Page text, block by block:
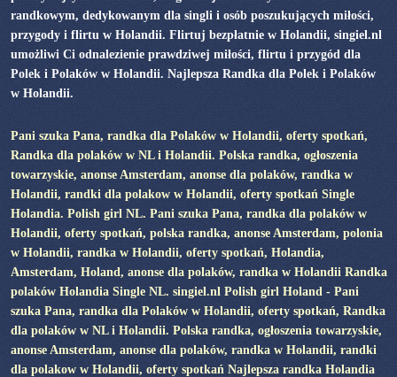
randkowym, dedykowanym dla singli i osób poszukujących miłości,
przygody i flirtu w Holandii. Flirtuj bezpłatnie w Holandii, singiel.nl
umożliwi Ci odnalezienie prawdziwej miłości, flirtu i przygód dla
Polek i Polaków w Holandii. Najlepsza Randka dla Polek i Polaków
w Holandii.
Pani szuka Pana, randka dla Polaków w Holandii, oferty spotkań,
Randka dla polaków w NL i Holandii. Polska randka, ogłoszenia
towarzyskie, anonse Amsterdam, anonse dla polaków, randka w
Holandii, randki dla polakow w Holandii, oferty spotkań Single
Holandia. Polish girl NL. Pani szuka Pana, randka dla polaków w
Holandii, oferty spotkań, polska randka, anonse Amsterdam, polonia
w Holandii, randka w Holandii, oferty spotkań, Holandia,
Amsterdam, Holand, anonse dla polaków, randka w Holandii Randka
polaków Holandia Single NL. singiel.nl Polish girl Holand - Pani
szuka Pana, randka dla Polaków w Holandii, oferty spotkań, Randka
dla polaków w NL i Holandii. Polska randka, ogłoszenia towarzyskie,
anonse Amsterdam, anonse dla polaków, randka w Holandii, randki
dla polakow w Holandii, oferty spotkań Najlepsza randka Holandia